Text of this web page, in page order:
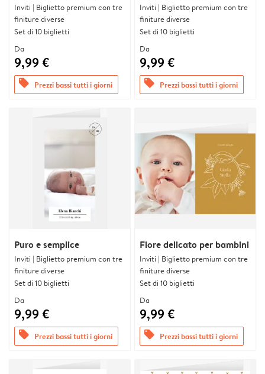
Inviti | Biglietto premium con tre
finiture diverse
Set di 10 biglietti
Da
9,99 €
offers Prezzi bassi tutti i giorni
Inviti | Biglietto premium con tre
finiture diverse
Set di 10 biglietti
Da
9,99 €
offers Prezzi bassi tutti i giorni
Puro e semplice
Inviti | Biglietto premium con tre
finiture diverse
Set di 10 biglietti
Da
9,99 €
offers Prezzi bassi tutti i giorni
Fiore delicato per bambini
Inviti | Biglietto premium con tre
finiture diverse
Set di 10 biglietti
Da
9,99 €
offers Prezzi bassi tutti i giorni